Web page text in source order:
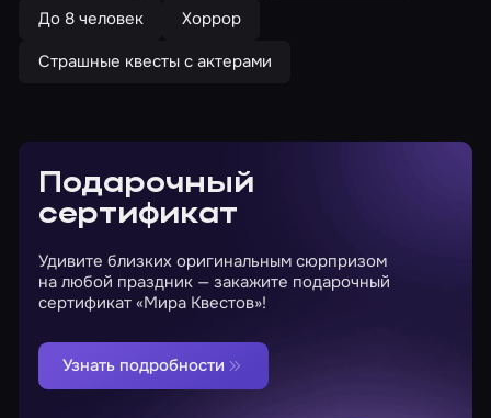
До 8 человек
Хоррор
Страшные квесты с актерами
Подарочный
сертификат
Удивите близких оригинальным сюрпризом
на любой праздник — закажите подарочный
сертификат «Мира Квестов»!
Узнать подробности